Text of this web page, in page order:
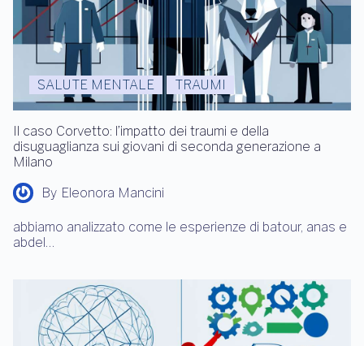
SALUTE MENTALE TRAUMI
Il caso Corvetto: l’impatto dei traumi e della
disuguaglianza sui giovani di seconda generazione a
Milano
By Eleonora Mancini
abbiamo analizzato come le esperienze di batour, anas e
abdel…